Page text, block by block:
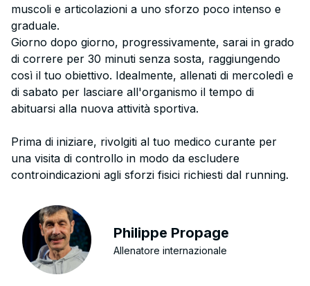
muscoli e articolazioni a uno sforzo poco intenso e
graduale.
Giorno dopo giorno, progressivamente, sarai in grado
di correre per 30 minuti senza sosta, raggiungendo
così il tuo obiettivo. Idealmente, allenati di mercoledì e
di sabato per lasciare all'organismo il tempo di
abituarsi alla nuova attività sportiva.
Prima di iniziare, rivolgiti al tuo medico curante per
una visita di controllo in modo da escludere
controindicazioni agli sforzi fisici richiesti dal running.
Philippe Propage
Allenatore internazionale